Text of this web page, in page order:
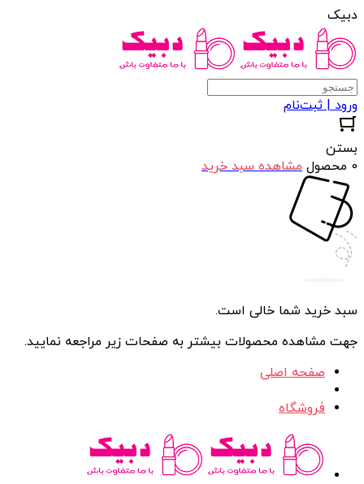
دبیک
ورود | ثبت‌نام
بستن
0 محصول
مشاهده سبد خرید
سبد خرید شما خالی است.
جهت مشاهده محصولات بیشتر به صفحات زیر مراجعه نمایید.
صفحه اصلی
فروشگاه